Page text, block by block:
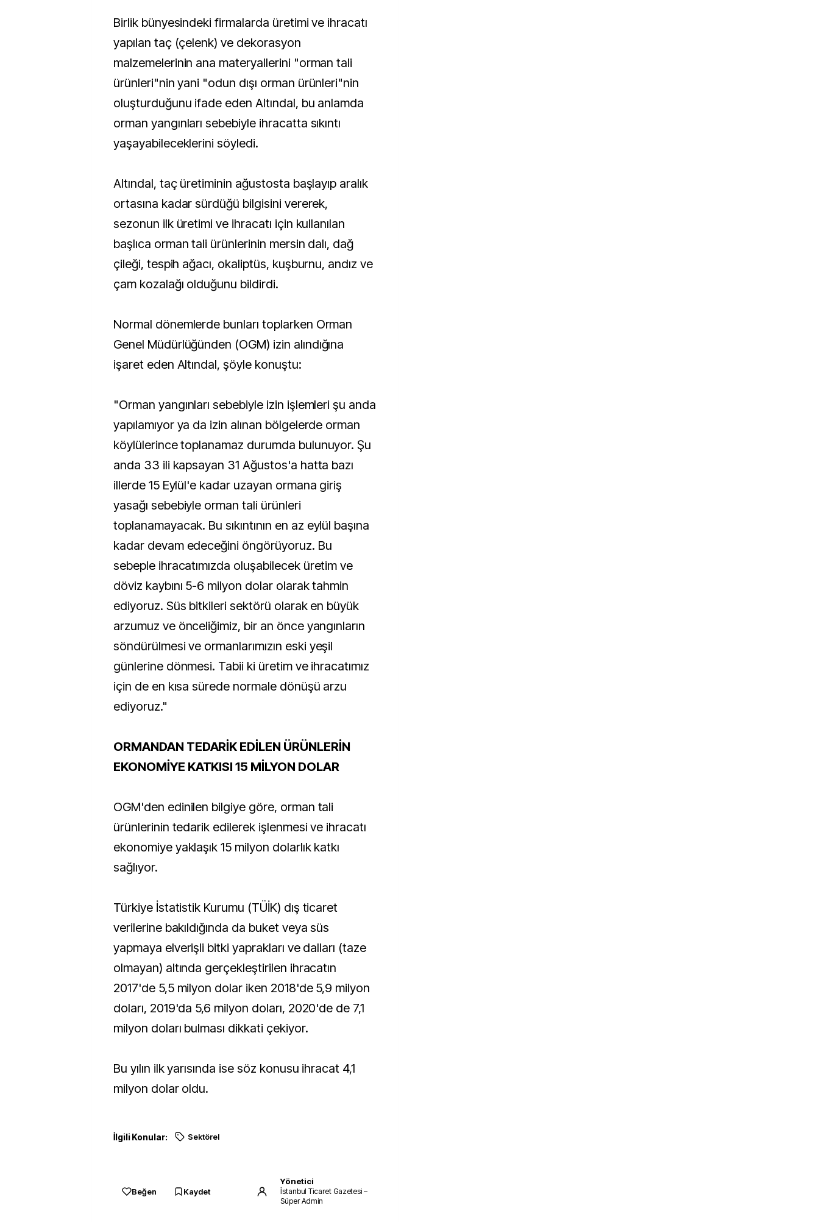
Birlik bünyesindeki firmalarda üretimi ve ihracatı
yapılan taç (çelenk) ve dekorasyon
malzemelerinin ana materyallerini "orman tali
ürünleri"nin yani "odun dışı orman ürünleri"nin
oluşturduğunu ifade eden Altındal, bu anlamda
orman yangınları sebebiyle ihracatta sıkıntı
yaşayabileceklerini söyledi.
Altındal, taç üretiminin ağustosta başlayıp aralık
ortasına kadar sürdüğü bilgisini vererek,
sezonun ilk üretimi ve ihracatı için kullanılan
başlıca orman tali ürünlerinin mersin dalı, dağ
çileği, tespih ağacı, okaliptüs, kuşburnu, andız ve
çam kozalağı olduğunu bildirdi.
Normal dönemlerde bunları toplarken Orman
Genel Müdürlüğünden (OGM) izin alındığına
işaret eden Altındal, şöyle konuştu:
"Orman yangınları sebebiyle izin işlemleri şu anda
yapılamıyor ya da izin alınan bölgelerde orman
köylülerince toplanamaz durumda bulunuyor. Şu
anda 33 ili kapsayan 31 Ağustos'a hatta bazı
illerde 15 Eylül'e kadar uzayan ormana giriş
yasağı sebebiyle orman tali ürünleri
toplanamayacak. Bu sıkıntının en az eylül başına
kadar devam edeceğini öngörüyoruz. Bu
sebeple ihracatımızda oluşabilecek üretim ve
döviz kaybını 5-6 milyon dolar olarak tahmin
ediyoruz. Süs bitkileri sektörü olarak en büyük
arzumuz ve önceliğimiz, bir an önce yangınların
söndürülmesi ve ormanlarımızın eski yeşil
günlerine dönmesi. Tabii ki üretim ve ihracatımız
için de en kısa sürede normale dönüşü arzu
ediyoruz."
ORMANDAN TEDARİK EDİLEN ÜRÜNLERİN
EKONOMİYE KATKISI 15 MİLYON DOLAR
OGM'den edinilen bilgiye göre, orman tali
ürünlerinin tedarik edilerek işlenmesi ve ihracatı
ekonomiye yaklaşık 15 milyon dolarlık katkı
sağlıyor.
Türkiye İstatistik Kurumu (TÜİK) dış ticaret
verilerine bakıldığında da buket veya süs
yapmaya elverişli bitki yaprakları ve dalları (taze
olmayan) altında gerçekleştirilen ihracatın
2017'de 5,5 milyon dolar iken 2018'de 5,9 milyon
doları, 2019'da 5,6 milyon doları, 2020'de de 7,1
milyon doları bulması dikkati çekiyor.
Bu yılın ilk yarısında ise söz konusu ihracat 4,1
milyon dolar oldu.
İlgili Konular: Sektörel
Beğen Kaydet
Yönetici
İstanbul Ticaret Gazetesi –
Süper Admin